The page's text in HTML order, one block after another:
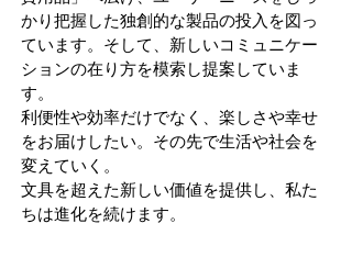
かり把握した独創的な製品の投入を図っ
ています。そして、新しいコミュニケー
ションの在り方を模索し提案していま
す。
利便性や効率だけでなく、楽しさや幸せ
をお届けしたい。その先で生活や社会を
変えていく。
文具を超えた新しい価値を提供し、私た
ちは進化を続けます。